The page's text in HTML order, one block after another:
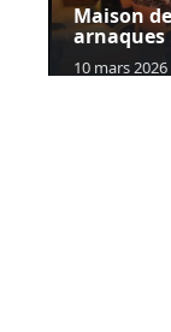
Maison
arnaques
10 mars 2026